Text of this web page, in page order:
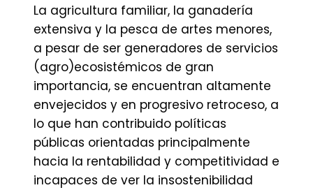
La agricultura familiar, la ganadería
extensiva y la pesca de artes menores,
a pesar de ser generadores de servicios
(agro)ecosistémicos de gran
importancia, se encuentran altamente
envejecidos y en progresivo retroceso, a
lo que han contribuido políticas
públicas orientadas principalmente
hacia la rentabilidad y competitividad e
incapaces de ver la insostenibilidad